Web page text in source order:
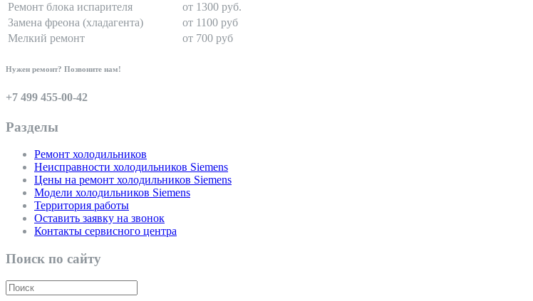
Ремонт блока испарителя
от 1300 руб.
Замена фреона (хладагента)
от 1100 руб
Мелкий ремонт
от 700 руб
Нужен ремонт? Позвоните нам!
+7 499 455-00-42
Разделы
Ремонт холодильников
Неисправности холодильников Siemens
Цены на ремонт холодильников Siemens
Модели холодильников Siemens
Территория работы
Оставить заявку на звонок
Контакты сервисного центра
Поиск по сайту